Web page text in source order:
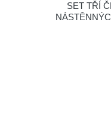
SET TŘÍ